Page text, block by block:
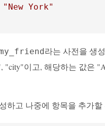
"New York"
라는 사전을 생
"city"이고, 해당하는 값은
하고 나중에 항목을 추가